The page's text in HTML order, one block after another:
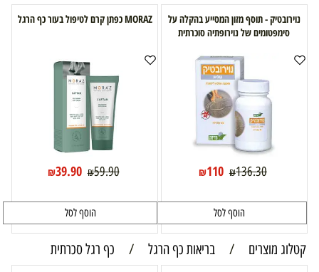
נוירובטיק - תוסף מזון המסייע בהקלה על
סימפטומים של נוירופתיה סוכרתית
₪136.30
₪110
הוסף לסל
MORAZ כפתן קרם לטיפול בעור כף הרגל
₪59.90
₪39.90
הוסף לסל
קטלוג מוצרים / בריאות כף הרגל / כף רגל סכרתית